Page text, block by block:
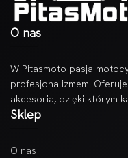
O nas
W Pitasmoto pasja
profesjonalizmem.
akcesoria, dzięki którym
Sklep
O nas